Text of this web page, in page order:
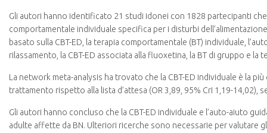
Gli autori hanno identificato 21 studi idonei con 1828 partecipanti
comportamentale individuale specifica per i disturbi
basato sulla CBT-ED, la terapia comportamentale (BT) individuale,
rilassamento, la CBT-ED associata alla fluoxetina, la BT di gruppo e la
La network meta-analysis ha trovato che la CBT-ED individuale è la
trattamento rispetto alla lista d’attesa (OR 3,89, 95% CrI 1,19-14,02),
Gli autori hanno concluso che la CBT-ED individuale e l’auto-aiuto
adulte affette da BN. Ulteriori ricerche sono necessarie per